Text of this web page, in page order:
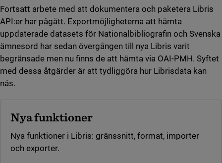
Fortsatt arbete med att dokumentera och paketera Libris
API:er har pågått. Exportmöjligheterna att hämta
uppdaterade datasets för Nationalbibliografin och Svenska
ämnesord har sedan övergången till nya Libris varit
begränsade men nu finns de att hämta via OAI-PMH. Syftet
med dessa åtgärder är att tydliggöra hur Librisdata kan
nås.
Nya funktioner
Nya funktioner i Libris: gränssnitt, format, importer
och exporter.